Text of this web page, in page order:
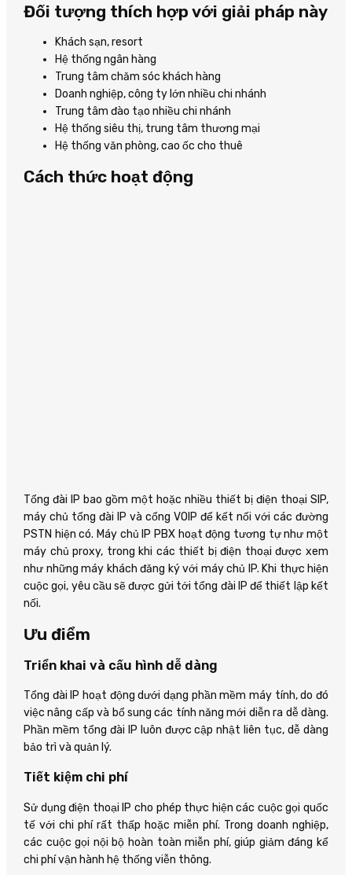
Đối tượng thích hợp với giải pháp này
Khách sạn, resort
Hệ thống ngân hàng
Trung tâm chăm sóc khách hàng
Doanh nghiệp, công ty lớn nhiều chi nhánh
Trung tâm đào tạo nhiều chi nhánh
Hệ thống siêu thị, trung tâm thương mại
Hệ thống văn phòng, cao ốc cho thuê
Cách thức hoạt động
Tổng đài IP bao gồm một hoặc nhiều thiết bị điện thoại SIP,
máy chủ tổng đài IP và cổng VOIP để kết nối với các đường
PSTN hiện có. Máy chủ IP PBX hoạt động tương tự như một
máy chủ proxy, trong khi các thiết bị điện thoại được xem
như những máy khách đăng ký với máy chủ IP. Khi thực hiện
cuộc gọi, yêu cầu sẽ được gửi tới tổng đài IP để thiết lập kết
nối.
Ưu điểm
Triển khai và cấu hình dễ dàng
Tổng đài IP hoạt động dưới dạng phần mềm máy tính, do đó
việc nâng cấp và bổ sung các tính năng mới diễn ra dễ dàng.
Phần mềm tổng đài IP luôn được cập nhật liên tục, dễ dàng
bảo trì và quản lý.
Tiết kiệm chi phí
Sử dụng điện thoại IP cho phép thực hiện các cuộc gọi quốc
tế với chi phí rất thấp hoặc miễn phí. Trong doanh nghiệp,
các cuộc gọi nội bộ hoàn toàn miễn phí, giúp giảm đáng kể
chi phí vận hành hệ thống viễn thông.